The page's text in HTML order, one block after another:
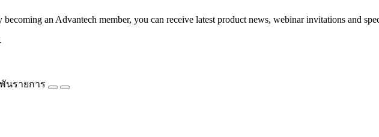
an Advantech member, you can receive latest product news, webinar invitations and
รายการ